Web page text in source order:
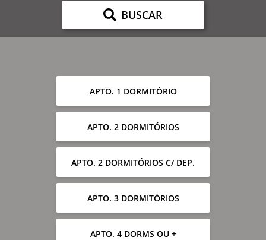
BUSCAR
APTO. 1 DORMITÓRIO
APTO. 2 DORMITÓRIOS
APTO. 2 DORMITÓRIOS C/ DEP.
APTO. 3 DORMITÓRIOS
APTO. 4 DORMS OU +